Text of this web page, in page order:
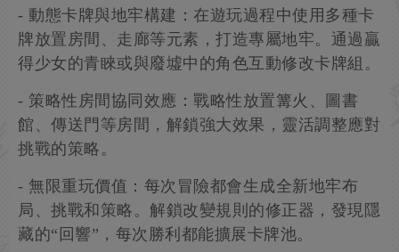
- 動態卡牌與地牢構建：在遊玩過程中使用多種卡
牌放置房間、走廊等元素，打造專屬地牢。通過贏
得少女的青睞或與廢墟中的角色互動修改卡牌組。
- 策略性房間協同效應：戰略性放置篝火、圖書
館、傳送門等房間，解鎖強大效果，靈活調整應對
挑戰的策略。
- 無限重玩價值：每次冒險都會生成全新地牢布
局、挑戰和策略。解鎖改變規則的修正器，發現隱
藏的“回響”，每次勝利都能擴展卡牌池。